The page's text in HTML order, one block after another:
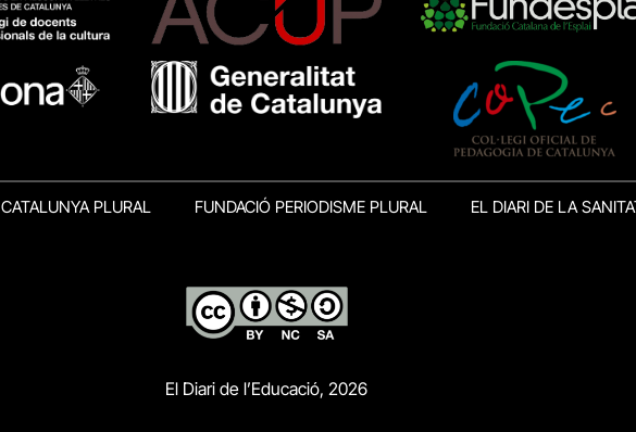
CATALUNYA PLURAL FUNDACIÓ PERIODISME PLURAL EL DIARI DE LA
El Diari de l’Educació, 2026